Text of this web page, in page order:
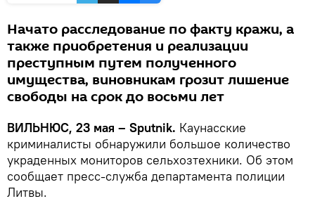
Начато расследование по факту кражи, а
также приобретения и реализации
преступным путем полученного
имущества, виновникам грозит лишение
свободы на срок до восьми лет
ВИЛЬНЮС, 23 мая – Sputnik. Каунасские
криминалисты обнаружили большое количество
украденных мониторов сельхозтехники. Об этом
сообщает пресс-служба департамента полиции
Литвы.